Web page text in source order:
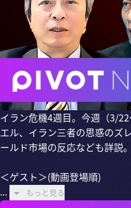
イラン危機4週目。今週（3/
エル、イラン三者の思惑のズ
ールド市場の反応なども詳説
＜ゲスト＞(動画登場順)
...
もっと見る